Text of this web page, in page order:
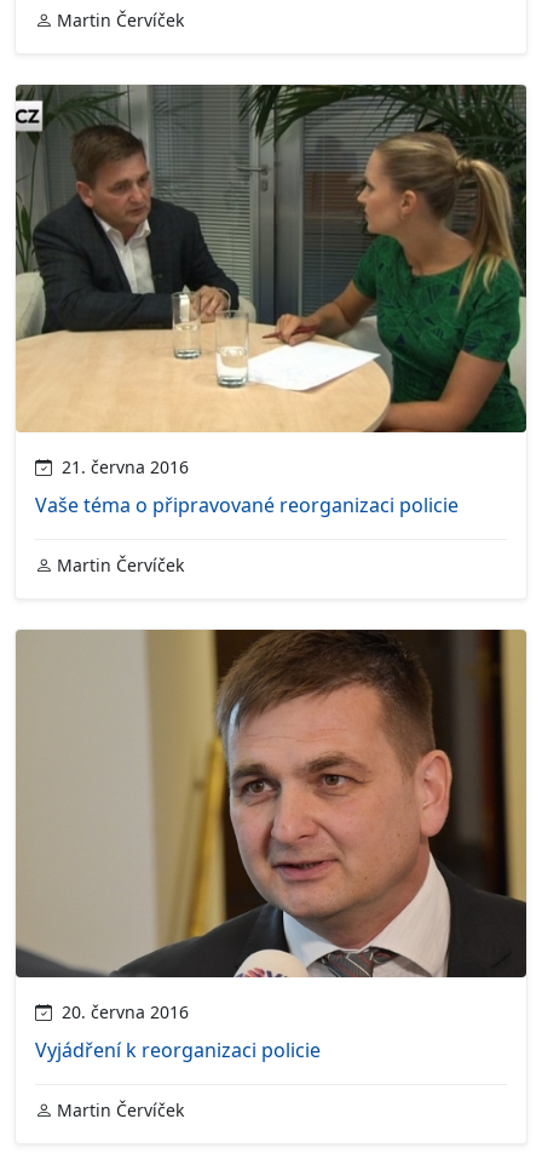
Martin Červíček
21. června 2016
Vaše téma o připravované reorganizaci policie
Martin Červíček
20. června 2016
Vyjádření k reorganizaci policie
Martin Červíček